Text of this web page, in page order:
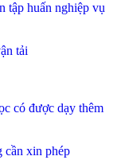
tập huấn nghiệp vụ
tải
có được dạy thêm
cần xin phép